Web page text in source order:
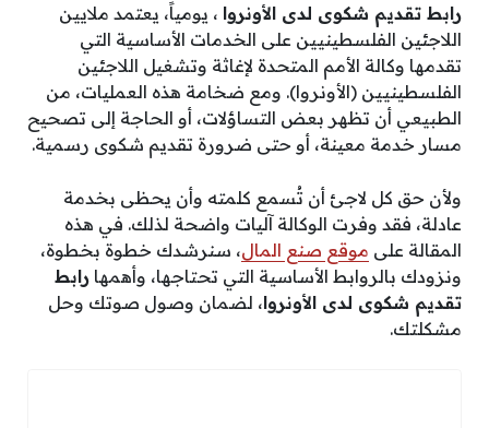
رابط تقديم شكوى لدى الأونروا ، يومياً، يعتمد ملايين
اللاجئين الفلسطينيين على الخدمات الأساسية التي
تقدمها وكالة الأمم المتحدة لإغاثة وتشغيل اللاجئين
الفلسطينيين (الأونروا). ومع ضخامة هذه العمليات، من
الطبيعي أن تظهر بعض التساؤلات، أو الحاجة إلى تصحيح
مسار خدمة معينة، أو حتى ضرورة تقديم شكوى رسمية.
ولأن حق كل لاجئ أن تُسمع كلمته وأن يحظى بخدمة
عادلة، فقد وفرت الوكالة آليات واضحة لذلك. في هذه
المقالة على موقع صنع المال، سنرشدك خطوة بخطوة،
ونزودك بالروابط الأساسية التي تحتاجها، وأهمها رابط
تقديم شكوى لدى الأونروا، لضمان وصول صوتك وحل
مشكلتك.